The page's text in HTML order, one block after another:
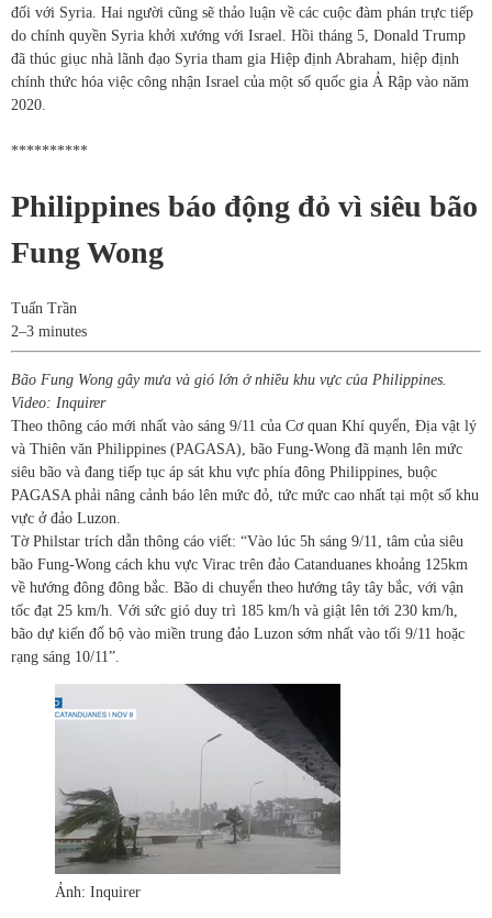
đối với Syria. Hai người cũng sẽ thảo luận về các cuộc đàm phán trực tiếp
do chính quyền Syria khởi xướng với Israel. Hồi tháng 5, Donald Trump
đã thúc giục nhà lãnh đạo Syria tham gia Hiệp định Abraham, hiệp định
chính thức hóa việc công nhận Israel của một số quốc gia Ả Rập vào năm
2020.
**********
Philippines báo động đỏ vì siêu bão
Fung Wong
Tuấn Trần
2–3 minutes
Bão Fung Wong gây mưa và gió lớn ở nhiều khu vực của Philippines.
Video: Inquirer
Theo thông cáo mới nhất vào sáng 9/11 của Cơ quan Khí quyển, Địa vật lý
và Thiên văn Philippines (PAGASA), bão Fung-Wong đã mạnh lên mức
siêu bão và đang tiếp tục áp sát khu vực phía đông Philippines, buộc
PAGASA phải nâng cảnh báo lên mức đỏ, tức mức cao nhất tại một số khu
vực ở đảo Luzon.
Tờ Philstar trích dẫn thông cáo viết: “Vào lúc 5h sáng 9/11, tâm của siêu
bão Fung-Wong cách khu vực Virac trên đảo Catanduanes khoảng 125km
về hướng đông đông bắc. Bão di chuyển theo hướng tây tây bắc, với vận
tốc đạt 25 km/h. Với sức gió duy trì 185 km/h và giật lên tới 230 km/h,
bão dự kiến đổ bộ vào miền trung đảo Luzon sớm nhất vào tối 9/11 hoặc
rạng sáng 10/11”.
Ảnh: Inquirer